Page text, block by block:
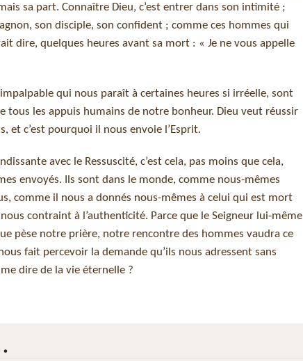
sa part. Connaître Dieu, c’est entrer dans son intimité ;
son disciple, son confident ; comme ces hommes qui
dire, quelques heures avant sa mort : « Je ne vous appelle
qui nous paraît à certaines heures si irréelle, sont
tous les appuis humains de notre bonheur. Dieu veut réussir
et c’est pourquoi il nous envoie l’Esprit.
avec le Ressuscité, c’est cela, pas moins que cela,
envoyés. Ils sont dans le monde, comme nous-mêmes
comme il nous a donnés nous-mêmes à celui qui est mort
contraint à l’authenticité. Parce que le Seigneur lui-même
pèse notre priè­re, notre rencontre des hommes vaudra ce
fait percevoir la demande qu’ils nous adressent sans
dire de la vie éternelle ?